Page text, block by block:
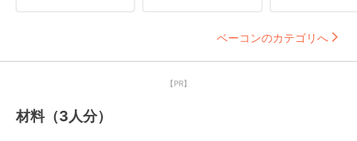
ベーコンのカテゴリへ
【PR】
材料（3人分）